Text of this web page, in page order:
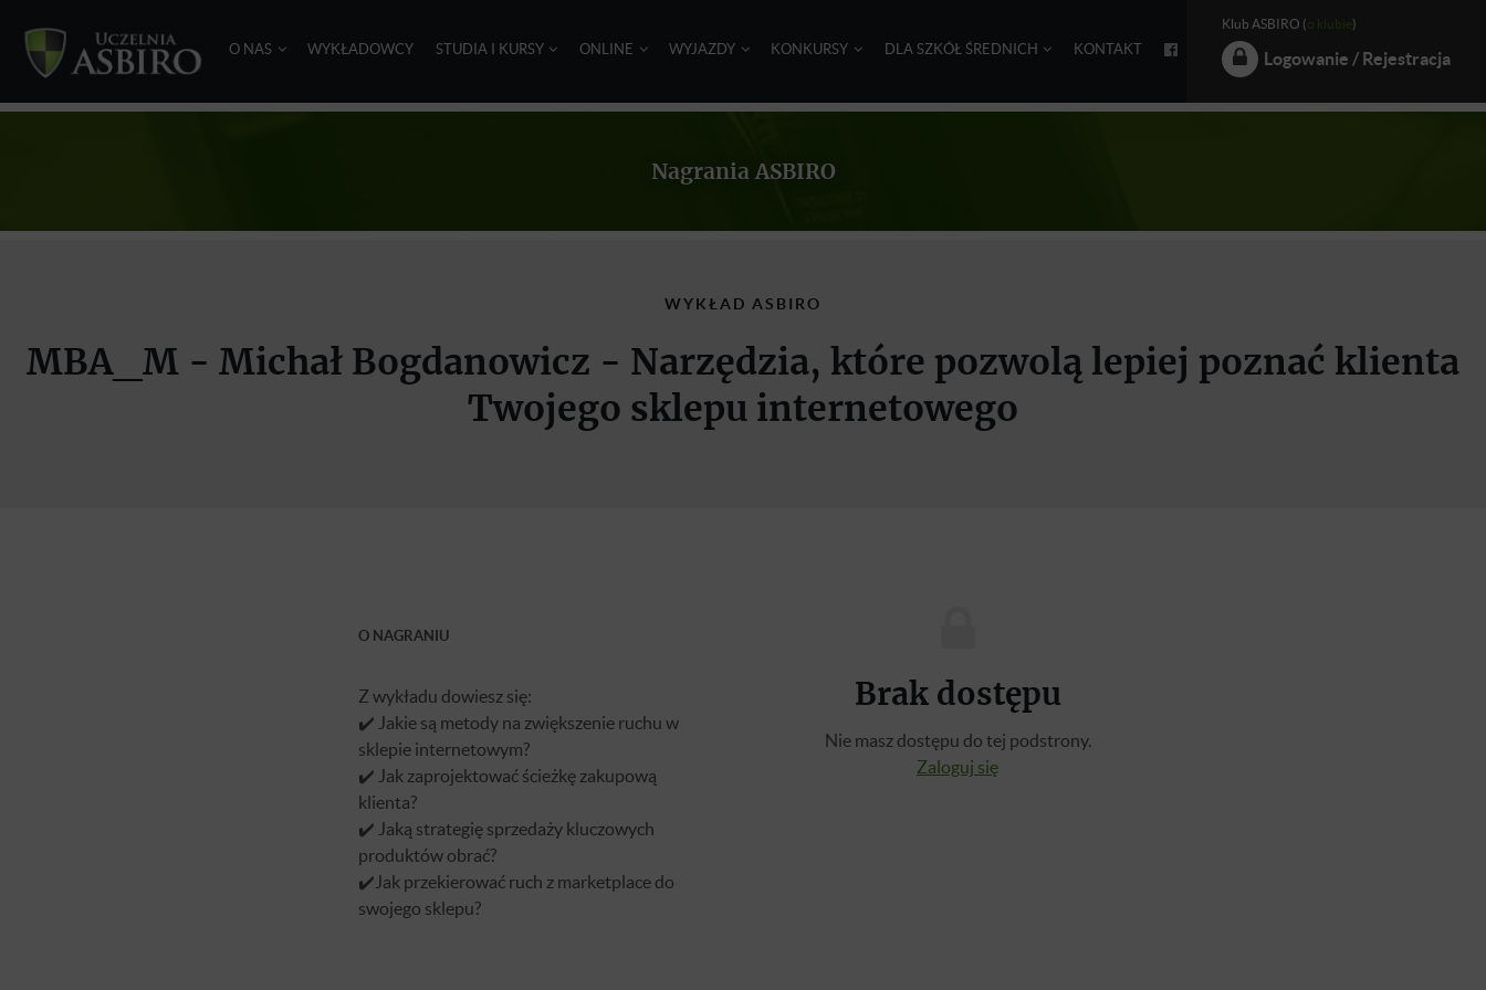
O NAS WYKŁADOWCY STUDIA I KURSY ONLINE WYJAZDY KONKURSY DLA SZKÓŁ ŚREDNICH KONTAKT
Klub ASBIRO ( o klubie)
Logowanie / Rejestracja
Nagrania ASBIRO
WYKŁAD ASBIRO
MBA_M - Michał Bogdanowicz - Narzędzia, które pozwolą lepiej poznać klienta
Twojego sklepu internetowego
O NAGRANIU
Z wykładu dowiesz się:
✔️ Jakie są metody na zwiększenie ruchu w
sklepie internetowym?
✔️ Jak zaprojektować ścieżkę zakupową
klienta?
✔️ Jaką strategię sprzedaży kluczowych
produktów obrać?
✔️Jak przekierować ruch z marketplace do
swojego sklepu?
Brak dostępu
Nie masz dostępu do tej podstrony.
Zaloguj się